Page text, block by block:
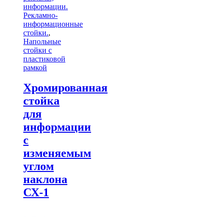
информации.
Рекламно-
информационные
стойки.,
Напольные
стойки с
пластиковой
рамкой
Хромированная
стойка
для
информации
с
изменяемым
углом
наклона
СХ-1